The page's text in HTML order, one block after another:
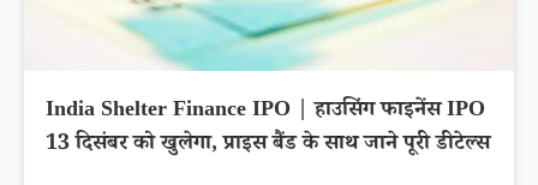
India Shelter Finance IPO | हाउसिंग फाइनेंस IPO
13 दिसंबर को खुलेगा, प्राइस बैंड के साथ जाने पूरी डीटेल्स